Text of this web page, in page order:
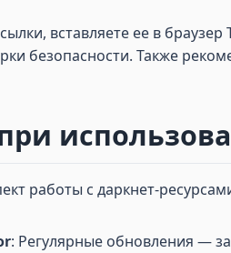
вставляете ее в
безопасности. Также
работы с даркнет-
: Регулярные обновления —